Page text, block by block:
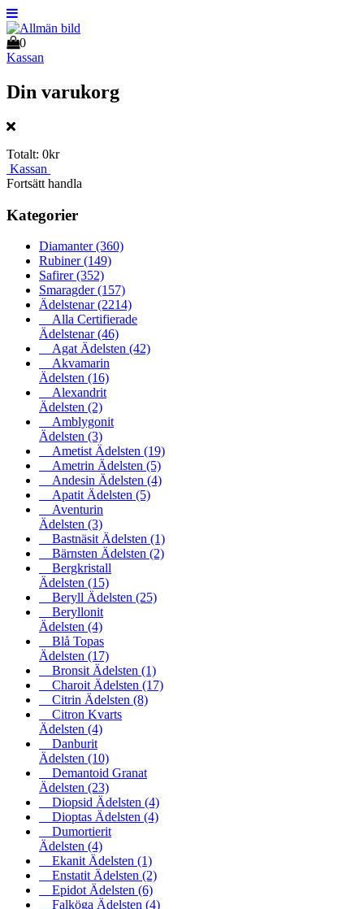
0
Kassan
Din varukorg
Totalt: 0kr
Kassan
Fortsätt handla
Kategorier
Diamanter(360)
Rubiner(149)
Safirer(352)
Smaragder(157)
Ädelstenar(2214)
Alla Certifierade
Ädelstenar(46)
Agat Ädelsten (42)
Akvamarin
Ädelsten (16)
Alexandrit
Ädelsten (2)
Amblygonit
Ädelsten (3)
Ametist Ädelsten (19)
Ametrin Ädelsten (5)
Andesin Ädelsten (4)
Apatit Ädelsten (5)
Aventurin
Ädelsten (3)
Bastnäsit Ädelsten (1)
Bärnsten Ädelsten (2)
Bergkristall
Ädelsten (15)
Beryll Ädelsten (25)
Beryllonit
Ädelsten (4)
Blå Topas
Ädelsten (17)
Bronsit Ädelsten (1)
Charoit Ädelsten (17)
Citrin Ädelsten (8)
Citron Kvarts
Ädelsten (4)
Danburit
Ädelsten (10)
Demantoid Granat
Ädelsten (23)
Diopsid Ädelsten (4)
Dioptas Ädelsten (4)
Dumortierit
Ädelsten (4)
Ekanit Ädelsten (1)
Enstatit Ädelsten (2)
Epidot Ädelsten (6)
Falköga Ädelsten (4)